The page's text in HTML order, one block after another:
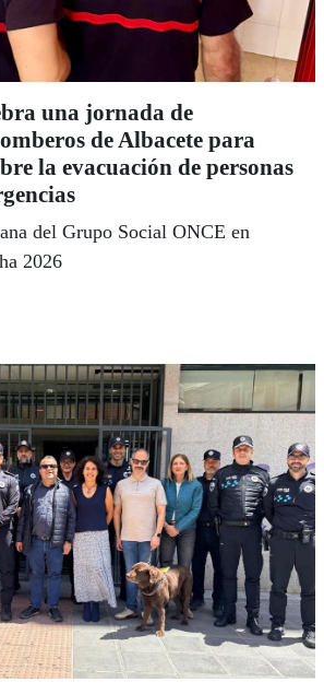
una jornada de
de Albacete para
la evacuación de personas
del Grupo Social ONCE en
2026